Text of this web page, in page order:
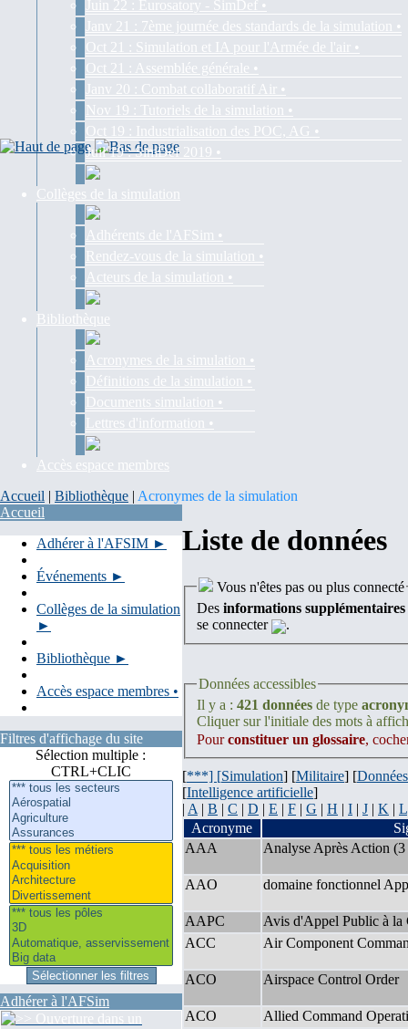
Juin 22 : Eurosatory - SimDef •
Janv 21 : 7ème journée des standards de la simulation •
Oct 21 : Simulation et IA pour l'Armée de l'air •
Oct 21 : Assemblée générale •
Janv 20 : Combat collaboratif Air •
Nov 19 : Tutoriels de la simulation •
Oct 19 : Industrialisation des POC, AG •
Juil 19 : SimDef 2019 •
Collèges de la simulation
Adhérents de l'AFSim •
Rendez-vous de la simulation •
Acteurs de la simulation •
Bibliothèque
Acronymes de la simulation •
Définitions de la simulation •
Documents simulation •
Lettres d'information •
Accès espace membres
Accueil | Bibliothèque | Acronymes de la simulation
Accueil
Adhérer à l'AFSIM ►
Événements ►
Collèges de la simulation
►
Bibliothèque ►
Accès espace membres •
Filtres d'affichage du site
Sélection multiple :
CTRL+CLIC
Adhérer à l'AFSim
Liste de données
Vous n'êtes pas ou plus connecté
Des informations supplémentaires
se connecter
.
Données accessibles
Il y a : 421 données de type
Cliquer sur l'initiale des mots à
Pourconstituer un glossaire,
[***] [Simulation] [Militaire] [Données
[Intelligence artificielle]
| A | B | C | D | E | F | G | H | I | J | K | L
Acronyme
AAA
Analyse Après Action
AAO domaine fonctionnel
AAPC
Avis d'Appel Public à la
ACC
Air Component
ACO Airspace Control Order
ACO
Allied Command